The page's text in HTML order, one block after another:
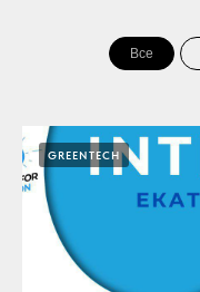
Все
GREENTECH